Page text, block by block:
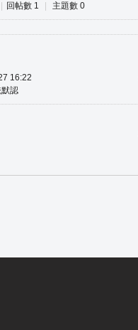
回帖數 1 主題數 0
16:22
認